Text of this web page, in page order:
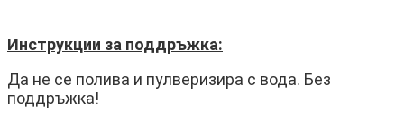
Инструкции за поддръжка:
Да не се полива и пулверизира с вода. Без
поддръжка!